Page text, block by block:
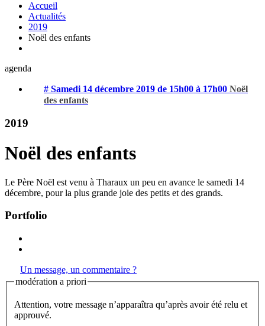
Accueil
Actualités
2019
Noël des enfants
agenda
# Samedi 14 décembre 2019 de 15h00 à 17h00 Noël
des enfants
2019
Noël des enfants
Le Père Noël est venu à Tharaux un peu en avance le samedi 14
décembre, pour la plus grande joie des petits et des grands.
Portfolio
Un message, un commentaire ?
modération a priori
Attention, votre message n’apparaîtra qu’après avoir été relu et
approuvé.